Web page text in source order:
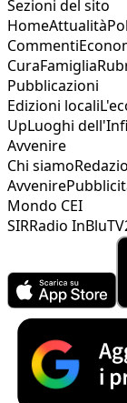
Sezioni del sito
HomeAttualità
Commenti
CuraFamiglia
Pubblicazioni
Edizioni locali
UpLuoghi
Avvenire
Chi siamo
Avvenire
Mondo CEI
SIRRadio InBlu